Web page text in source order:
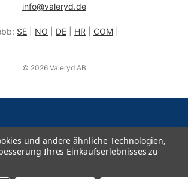
info@valeryd.de
SE NO DE HR COM
© 2026 Valeryd AB
und andere ähnliche Technologien,
Ihres Einkaufserlebnisses zu